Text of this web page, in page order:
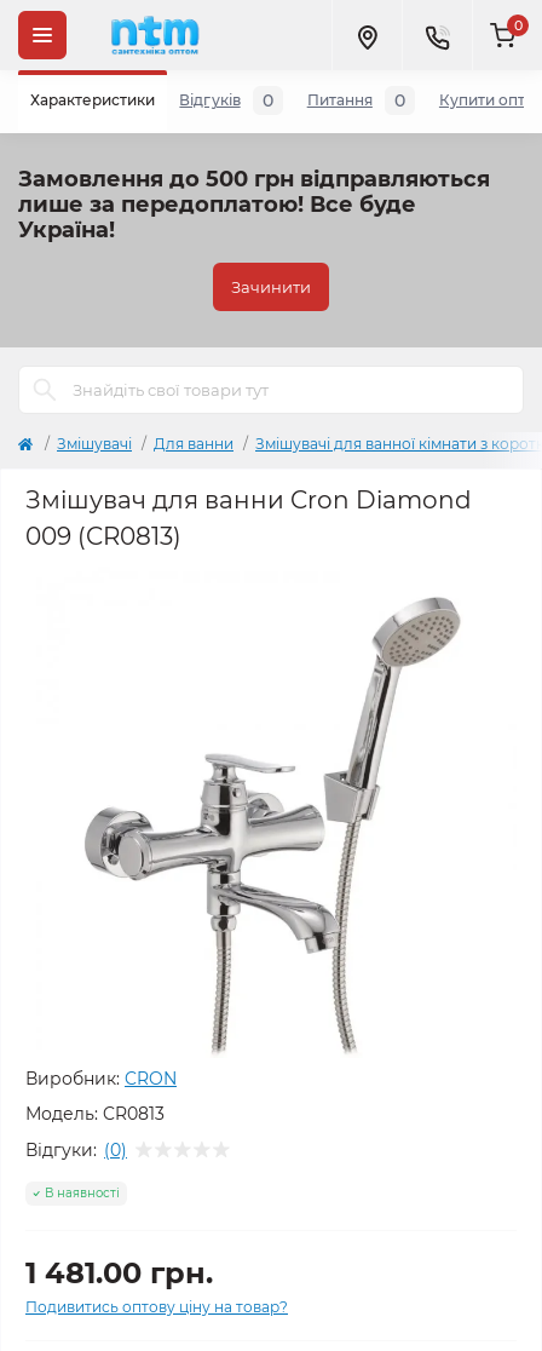
Замовлення до 500 грн відправляються
лише за передоплатою! Все буде
Україна!
Зачинити
0
Змішувачі Для ванни Змішувачі для ванної кімнати з
Змішувач для ванни Cron Diamond
009 (CR0813)
Виробник: CRON
Модель: CR0813
Відгуки: (0)
В наявності
1 481.00 грн.
Подивитись оптову ціну на товар?
Характеристики Відгуків 0 Питання 0 Купити